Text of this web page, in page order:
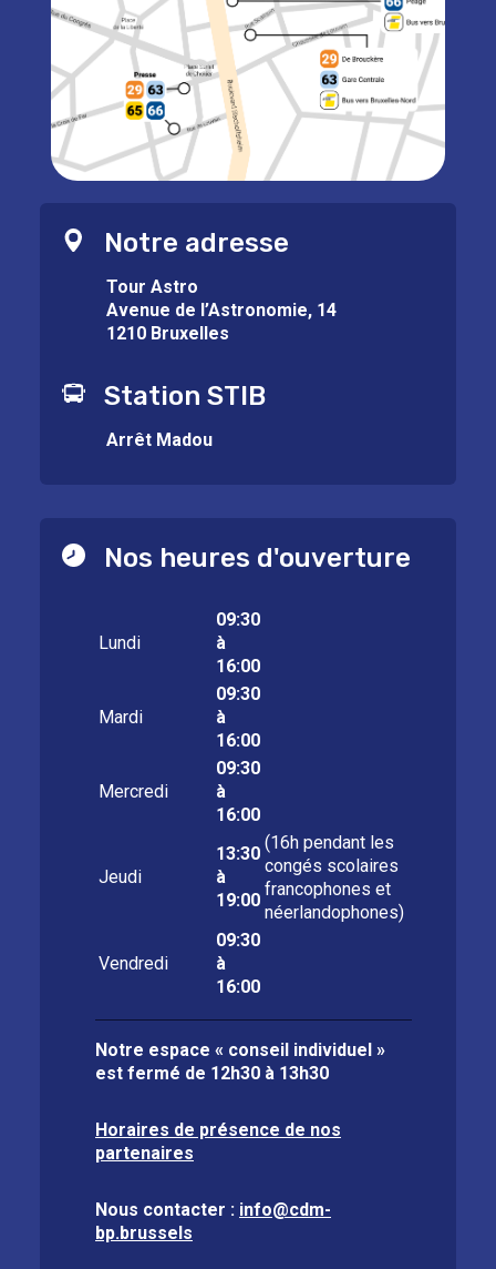
Notre adresse
Tour Astro
Avenue de l’Astronomie, 14
1210 Bruxelles
Station STIB
Arrêt Madou
Nos heures d'ouverture
Lundi
09:30
à
16:00
Mardi
09:30
à
16:00
Mercredi
09:30
à
16:00
Jeudi
13:30
à
19:00
(16h pendant les
congés scolaires
francophones et
néerlandophones)
Vendredi
09:30
à
16:00
Notre espace « conseil individuel »
est fermé de 12h30 à 13h30
Horaires de présence de nos
partenaires
Nous contacter : info@cdm-
bp.brussels